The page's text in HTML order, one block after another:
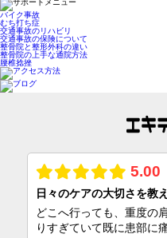
バイク事故
むち打ち症
交通事故のリハビリ
交通事故の保険について
整骨院と整形外科の違い
整骨院の上手な通院方法
腰椎捻挫